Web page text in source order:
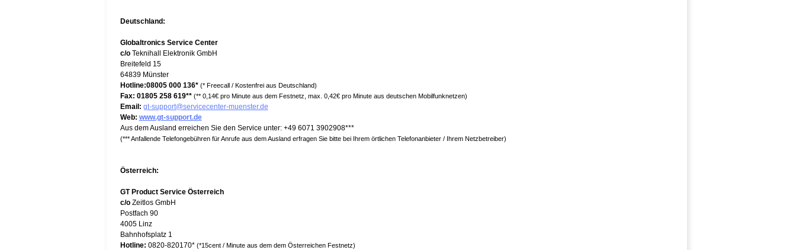
Deutschland:
Globaltronics Service Center
c/oTeknihall Elektronik GmbH
Breitefeld 15
64839 Münster
Hotline:08005 000 136* (* Freecall / Kostenfrei aus Deutschland)
Fax: 01805 258 619** (** 0,14€ pro Minute aus dem Festnetz, max. 0,42€ pro Minute aus deutschen Mobilfunknetzen)
Email: gt-support@servicecenter-muenster.de
Web: www.gt-support.de
Aus dem Ausland erreichen Sie den Service unter: +49 6071 3902908***
(*** Anfallende Telefongebühren für Anrufe aus dem Ausland erfragen Sie bitte bei Ihrem örtlichen Telefonanbieter / Ihrem Netzbetreiber)
Österreich:
GT Product Service Österreich
c/oZeitlos GmbH
Postfach 90
4005 Linz
Bahnhofsplatz 1
Hotline: 0820-820170* (*15cent / Minute aus dem dem Österreichen Festnetz)